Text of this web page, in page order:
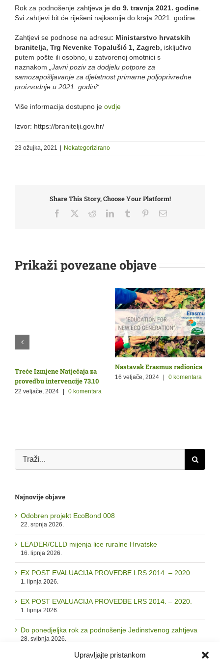
Upravljajte pristankom
Rok za podnošenje zahtjeva je do 9. travnja 2021. godine
Svi zahtjevi bit će riješeni najkasnije do kraja 2021. godine.
Zahtjevi se podnose na adresu: Ministarstvo hrvatskih
branitelja, Trg Nevenke Topalušić 1, Zagreb, isključivo
putem pošte ili osobno, u zatvorenoj omotnici s
naznakom
„Javni poziv za dodjelu potpore za
samozapošljavanje za djelatnost primarne poljoprivredne
proizvodnje u 2021. godini“.
Više informacija dostupno je ovdje
Izvor: https://branitelji.gov.hr/
23 ožujka, 2021 | Nekategorizirano
Share This Story, Choose Your Platform!
Facebook RedditLinkedInTumblr PinterestEmail:
Prikaži povezane objave
Treće Izmjene Natječaja za
provedbu intervencije 73.10
22 veljače, 2024 0 komentara
Nastavak Erasmus radionica
16 veljače, 2024 | 0 komentara
Traži...
Najnovije objave
Odobren projekt EcoBond 008
22. srpnja 2026.
LEADER/CLLD mijenja lice ruralne Hrvatske
16. lipnja 2026.
EX POST EVALUACIJA PROVEDBE LRS 2014. – 2020.
1. lipnja 2026.
EX POST EVALUACIJA PROVEDBE LRS 2014. – 2020.
1. lipnja 2026.
Do ponedjeljka rok za podnošenje Jedinstvenog zahtjeva
28. svibnja 2026.